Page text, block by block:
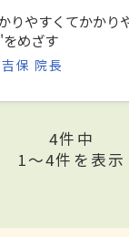
りやすくてかかり
めざす
保 院長
4件中
1〜4件を表示